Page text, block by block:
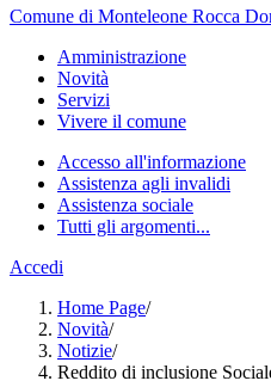
Comune di Monteleone Rocca
Amministrazione
Novità
Servizi
Vivere il comune
Accesso all'informazione
Assistenza agli invalidi
Assistenza sociale
Tutti gli argomenti...
Accedi
Home Page/
Novità/
Notizie/
Reddito di inclusione